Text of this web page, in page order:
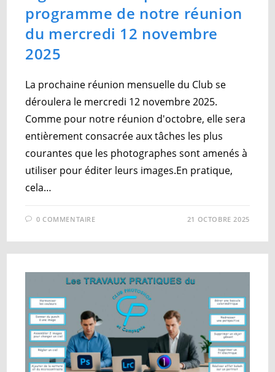
programme de notre réunion
du mercredi 12 novembre
2025
La prochaine réunion mensuelle du Club se
déroulera le mercredi 12 novembre 2025.
Comme pour notre réunion d'octobre, elle sera
entièrement consacrée aux tâches les plus
courantes que les photographes sont amenés à
utiliser pour éditer leurs images.En pratique,
cela…
0 COMMENTAIRE 21 OCTOBRE 2025